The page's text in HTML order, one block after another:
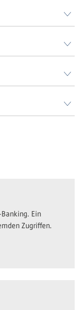
Ein
Zugriffen.